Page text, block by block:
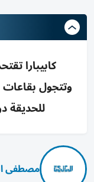
كابيبارا
وتتجول
للحديقة
مصطفى